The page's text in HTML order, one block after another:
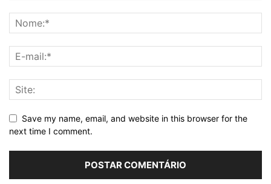
Save my name, email, and website in this browser for the
next time I comment.